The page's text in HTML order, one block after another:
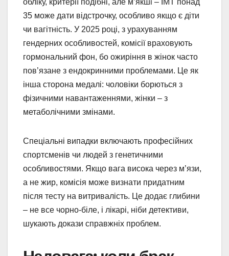
обліку, критерії подібні, але м’якші – ІМТ понад
35 може дати відстрочку, особливо якщо є діти
чи вагітність. У 2025 році, з урахуванням
гендерних особливостей, комісії враховують
гормональний фон, бо ожиріння в жінок часто
пов’язане з ендокринними проблемами. Це як
інша сторона медалі: чоловіки борються з
фізичними навантаженнями, жінки – з
метаболічними змінами.
Спеціальні випадки включають професійних
спортсменів чи людей з генетичними
особливостями. Якщо вага висока через м’язи,
а не жир, комісія може визнати придатним
після тесту на витривалість. Це додає глибини
– не все чорно-біле, і лікарі, ніби детективи,
шукають докази справжніх проблем.